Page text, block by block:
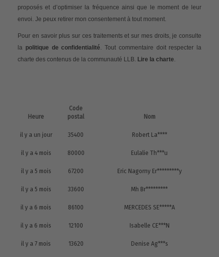
proposés et d’optimiser la fréquence ainsi que le moment de leur
envoi. Je peux retirer mon consentement à tout moment.
Pour en savoir plus sur ces traitements et sur mes droits, je consulte
la politique de confidentialité. Tout commentaire doit respecter la
charte des contenus de la communauté LLB. Lire la charte.
Heure
Code
postal
Nom
il y a un jour 35400 Robert La****
il y a 4 mois 80000 Eulalie Th***u
il y a 5 mois 67200 Eric Nagorny Er*********y
il y a 5 mois 33600 Mh Br*********
il y a 6 mois 86100 MERCEDES SE*****A
il y a 6 mois 12100 Isabelle CE***N
il y a 7 mois 13620 Denise Ag***s